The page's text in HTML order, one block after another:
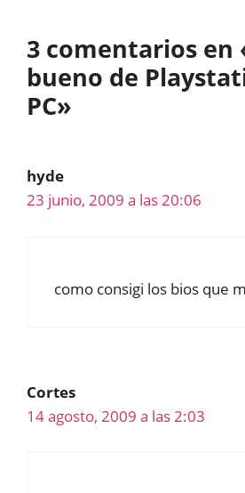
3 comentarios en
bueno de
PC»
hyde
23 junio, 2009 a las 20:06
como consigi los bios que
Cortes
14 agosto, 2009 a las 2:03